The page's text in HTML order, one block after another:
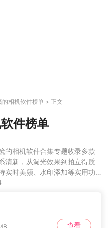
的相机软件榜单 正文
件榜单
的相机软件合集专题收录多款
清新，从漏光效果到拍立得质
实时美颜、水印添加等实用功
影的朋友们不要错过，快去
查看